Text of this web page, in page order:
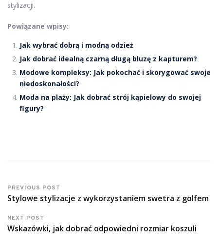
stylizacji.
Powiązane wpisy:
Jak wybrać dobrą i modną odzież
Jak dobrać idealną czarną długą bluzę z kapturem?
Modowe kompleksy: Jak pokochać i skorygować swoje
niedoskonałości?
Moda na plaży: Jak dobrać strój kąpielowy do swojej
figury?
PREVIOUS POST
Stylowe stylizacje z wykorzystaniem swetra z golfem
NEXT POST
Wskazówki, jak dobrać odpowiedni rozmiar koszuli